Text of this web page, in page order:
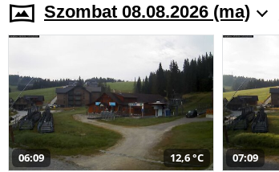
Szombat 08.08.2026 (ma)
06:09 12,6 °C 07:09